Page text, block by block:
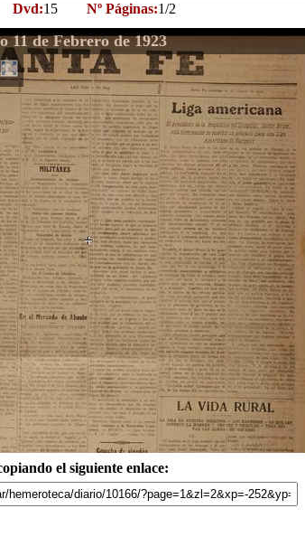
Dvd:15 Nº Páginas:1/2
11 de Febrero de 1923
el siguiente enlace: